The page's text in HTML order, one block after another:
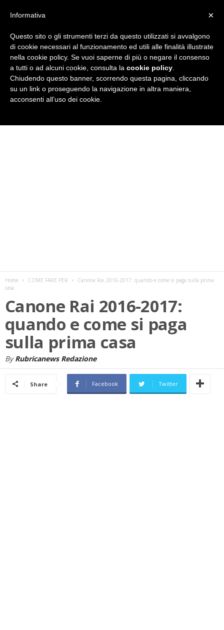
i
Home COME FARE PER
Canone Rai 2016-2017: quando e come si paga sulla prima
casa
Canone Rai 2016-2017:
quando e come si paga
sulla prima casa
By Rubricanews Redazione
Share Facebook Twitter
×
Informativa
Questo sito o gli strumenti terzi da questo utilizzati si avvalgono
di cookie necessari al funzionamento ed utili alle finalità illustrate
nella cookie policy. Se vuoi saperne di più o negare il consenso
a tutti o ad alcuni cookie, consulta la cookie policy
Chiudendo questo banner, scorrendo questa pagina, cliccando
su un link o proseguendo la navigazione in altra maniera,
acconsenti all’uso dei cookie.